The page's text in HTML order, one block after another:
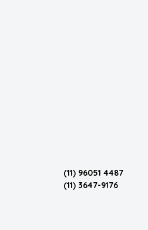
(11) 96051 4487
(11) 3647-9176